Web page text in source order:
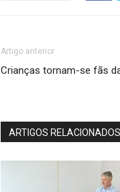
Artigo anterior
Crianças tornam-se fãs
ARTIGOS RELACIONADOS